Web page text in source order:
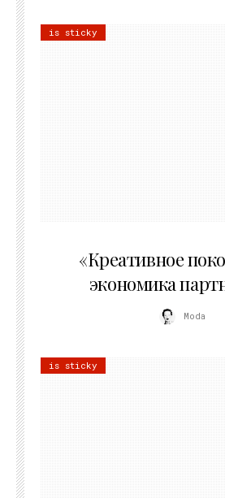
is sticky
«Креативное
экономика
Moda
is sticky